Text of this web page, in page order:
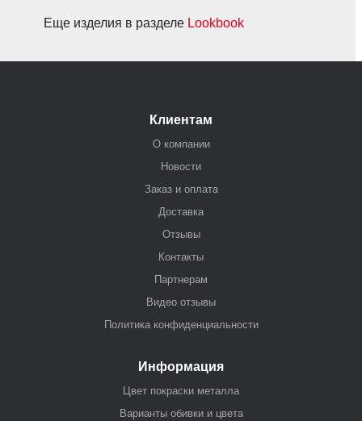
Еще изделия в разделе Lookbook
Клиентам
О компании
Новости
Заказ и оплата
Доставка
Отзывы
Контакты
Партнерам
Видео отзывы
Политика конфиденциальности
Информация
Цвет покраски металла
Варианты обивки и цвета